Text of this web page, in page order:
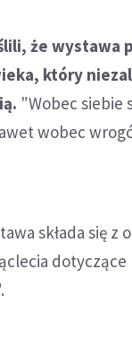
że wystawa
który
"Wobec siebie
wobec
składa się z